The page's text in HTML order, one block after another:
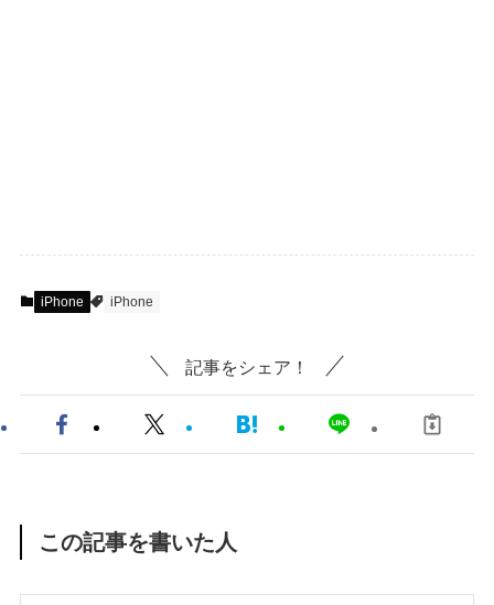
iPhone iPhone
記事をシェア！
この記事を書いた人